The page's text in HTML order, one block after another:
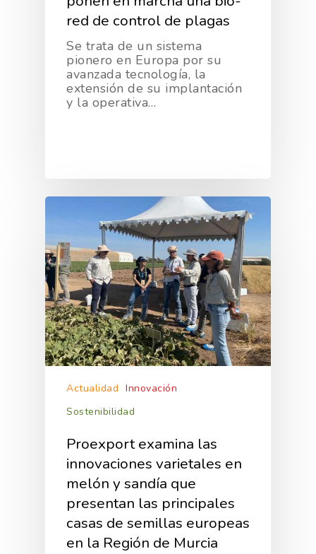
red de control de plagas
Se trata de un sistema
pionero en Europa por su
avanzada tecnología, la
extensión de su implantación
y la operativa…
Actualidad Innovación
Sostenibilidad
Proexport examina las
innovaciones varietales en
melón y sandía que
presentan las principales
casas de semillas europeas
en la Región de Murcia